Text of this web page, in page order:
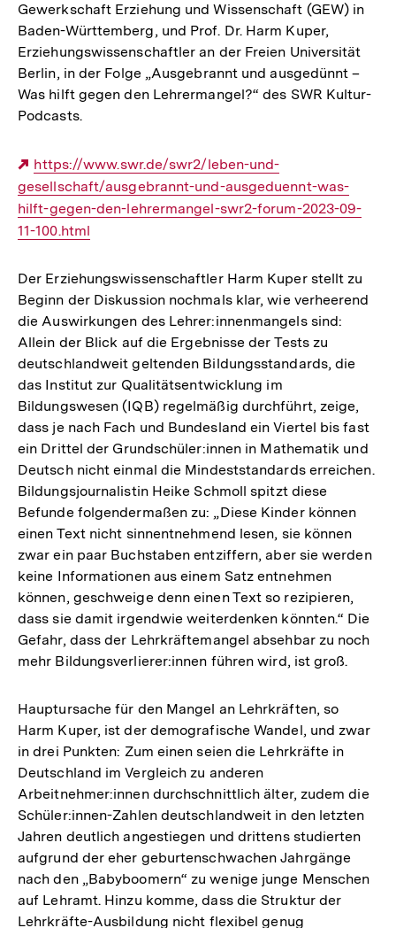
Gewerkschaft Erziehung und Wissenschaft (GEW) in
Baden-Württemberg, und Prof. Dr. Harm Kuper,
Erziehungswissenschaftler an der Freien Universität
Berlin, in der Folge „Ausgebrannt und ausgedünnt –
Was hilft gegen den Lehrermangel?“ des SWR Kultur-
Podcasts.
Externer
Link:
https://www.swr.de/swr2/leben-und-
gesellschaft/ausgebrannt-und-ausgeduennt-was-
hilft-gegen-den-lehrermangel-swr2-forum-2023-09-
11-100.html
Der Erziehungswissenschaftler Harm Kuper stellt zu
Beginn der Diskussion nochmals klar, wie verheerend
die Auswirkungen des Lehrer:innenmangels sind:
Allein der Blick auf die Ergebnisse der Tests zu
deutschlandweit geltenden Bildungsstandards, die
das Institut zur Qualitätsentwicklung im
Bildungswesen (IQB) regelmäßig durchführt, zeige,
dass je nach Fach und Bundesland ein Viertel bis fast
ein Drittel der Grundschüler:innen in Mathematik und
Deutsch nicht einmal die Mindeststandards erreichen.
Bildungsjournalistin Heike Schmoll spitzt diese
Befunde folgendermaßen zu: „Diese Kinder können
einen Text nicht sinnentnehmend lesen, sie können
zwar ein paar Buchstaben entziffern, aber sie werden
keine Informationen aus einem Satz entnehmen
können, geschweige denn einen Text so rezipieren,
dass sie damit irgendwie weiterdenken könnten.“ Die
Gefahr, dass der Lehrkräftemangel absehbar zu noch
mehr Bildungsverlierer:innen führen wird, ist groß.
Hauptursache für den Mangel an Lehrkräften, so
Harm Kuper, ist der demografische Wandel, und zwar
in drei Punkten: Zum einen seien die Lehrkräfte in
Deutschland im Vergleich zu anderen
Arbeitnehmer:innen durchschnittlich älter, zudem die
Schüler:innen-Zahlen deutschlandweit in den letzten
Jahren deutlich angestiegen und drittens studierten
aufgrund der eher geburtenschwachen Jahrgänge
nach den „Babyboomern“ zu wenige junge Menschen
auf Lehramt. Hinzu komme, dass die Struktur der
Lehrkräfte-Ausbildung nicht flexibel genug